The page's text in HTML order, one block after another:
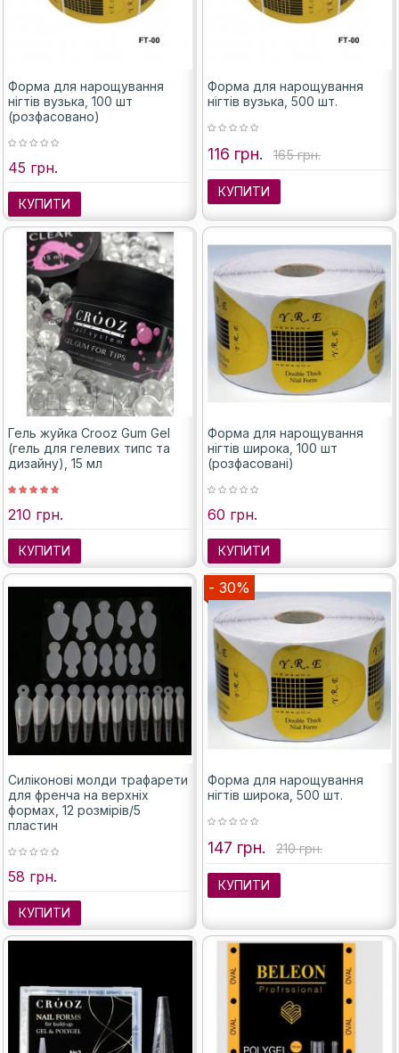
Форма для нарощування
нігтів вузька, 100 шт
(розфасовано)
45 грн.
КУПИТИ
Форма для нарощування
нігтів вузька, 500 шт.
116 грн. 165 грн.
КУПИТИ
Гель жуйка Crooz Gum Gel
(гель для гелевих типс та
дизайну), 15 мл
210 грн.
КУПИТИ
Форма для нарощування
нігтів широка, 100 шт
(розфасовані)
60 грн.
КУПИТИ
Силіконові молди трафарети
для френча на верхніх
формах, 12 розмірів/5
пластин
58 грн.
КУПИТИ
- 30%
Форма для нарощування
нігтів широка, 500 шт.
147 грн. 210 грн.
КУПИТИ